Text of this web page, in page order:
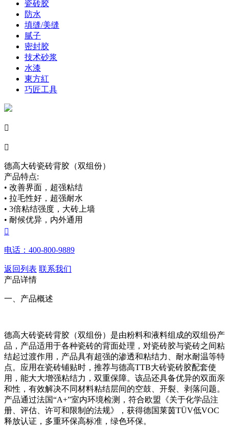
瓷砖胶
防水
填缝/美缝
腻子
密封胶
技术砂浆
水漆
東方紅
巧匠工具


德高大砖瓷砖背胶（双组份）
产品特点:
• 改善界面，超强粘结
• 拉毛性好，超强耐水
• 3倍粘结强度，大砖上墙
• 耐候优异，内外通用

电话：400-800-9889
返回列表 联系我们
产品详情
一、产品概述
德高大砖瓷砖背胶（双组份）是由粉料和液料组成的双组份产
品，产品适用于各种瓷砖的背面处理，对瓷砖胶与瓷砖之间粘
结起过渡作用，产品具有超强的渗透和粘结力、耐水耐温等特
点。应用在瓷砖铺贴时，推荐与德高TTB大砖瓷砖胶配套使
用，能大大增强粘结力，双重保障。该品还具备优异的双面亲
和性，有效解决不同材料粘结层间的空鼓、开裂、剥落问题。
产品通过法国“A+”室内环境检测，符合欧盟《关于化学品注
册、评估、许可和限制的法规》，获得德国莱茵TÜV低VOC
释放认证，多重环保高标准，绿色环保。